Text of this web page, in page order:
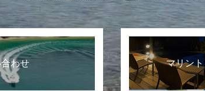
わせ マリン